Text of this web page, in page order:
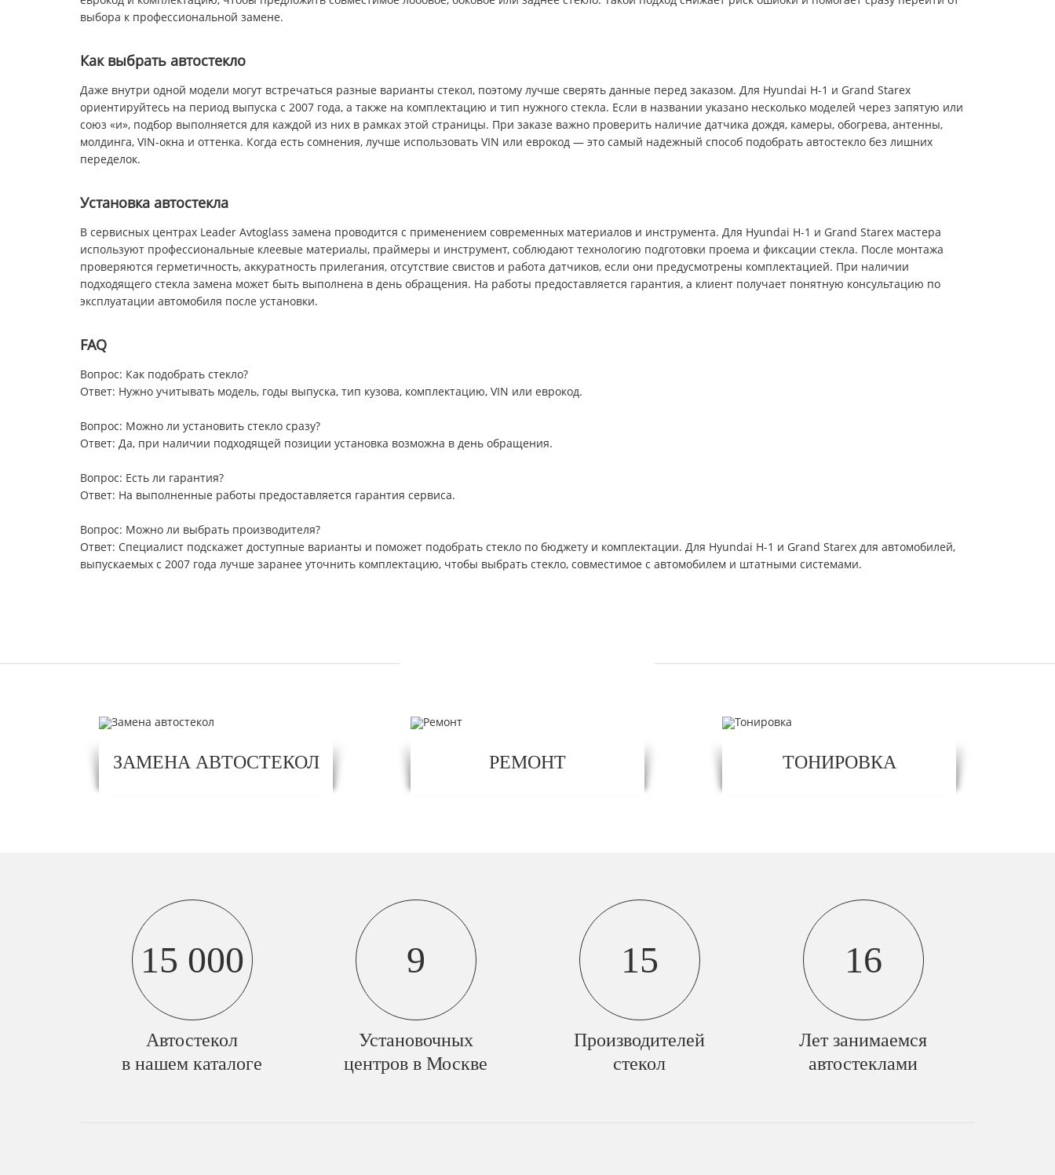
выбора к профессиональной замене.
Как выбрать автостекло
Даже внутри одной модели могут встречаться разные варианты стекол, поэтому лучше сверять данные перед заказом. Для Hyundai H-1 и Grand Starex
ориентируйтесь на период выпуска с 2007 года, а также на комплектацию и тип нужного стекла. Если в названии указано несколько моделей через запятую или
союз «и», подбор выполняется для каждой из них в рамках этой страницы. При заказе важно проверить наличие датчика дождя, камеры, обогрева, антенны,
молдинга, VIN-окна и оттенка. Когда есть сомнения, лучше использовать VIN или еврокод — это самый надежный способ подобрать автостекло без лишних
переделок.
Установка автостекла
В сервисных центрах Leader Avtoglass замена проводится с применением современных материалов и инструмента. Для Hyundai H-1 и Grand Starex мастера
используют профессиональные клеевые материалы, праймеры и инструмент, соблюдают технологию подготовки проема и фиксации стекла. После монтажа
проверяются герметичность, аккуратность прилегания, отсутствие свистов и работа датчиков, если они предусмотрены комплектацией. При наличии
подходящего стекла замена может быть выполнена в день обращения. На работы предоставляется гарантия, а клиент получает понятную консультацию по
эксплуатации автомобиля после установки.
FAQ
Вопрос: Как подобрать стекло?
Ответ: Нужно учитывать модель, годы выпуска, тип кузова, комплектацию, VIN или еврокод.
Вопрос: Можно ли установить стекло сразу?
Ответ: Да, при наличии подходящей позиции установка возможна в день обращения.
Вопрос: Есть ли гарантия?
Ответ: На выполненные работы предоставляется гарантия сервиса.
Вопрос: Можно ли выбрать производителя?
Ответ: Специалист подскажет доступные варианты и поможет подобрать стекло по бюджету и комплектации. Для Hyundai H-1 и Grand Starex для автомобилей,
выпускаемых с 2007 года лучше заранее уточнить комплектацию, чтобы выбрать стекло, совместимое с автомобилем и штатными системами.
ЗАМЕНА АВТОСТЕКОЛ РЕМОНТ ТОНИРОВКА
15 000
Автостекол
в нашем каталоге
9
Установочных
центров в Москве
15
Производителей
стекол
16
Лет занимаемся
автостеклами